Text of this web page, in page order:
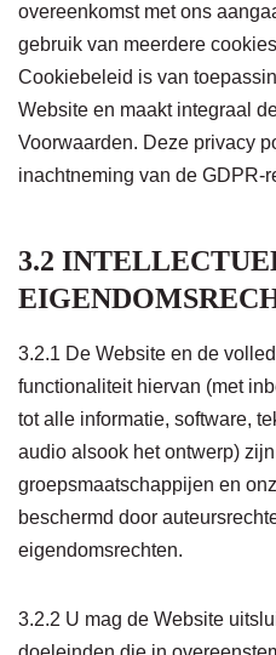
overeenkomst met ons
gebruik van meerdere
Cookiebeleid is van
Website en maakt integraal
Voorwaarden. Deze privacy
inachtneming van de GDPR-
3.2
3.2.1 De Website en de
functionaliteit hiervan (met
tot alle informatie, software,
audio alsook het ontwerp)
groepsmaatschappijen en
beschermd door
eigendomsrechten.
3.2.2 U mag de Website